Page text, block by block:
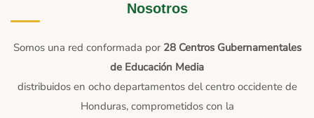
Nosotros
Somos una red conformada por 28 Centros Gubernamentales
de Educación Media
distribuidos en ocho departamentos del centro occidente de
Honduras, comprometidos con la